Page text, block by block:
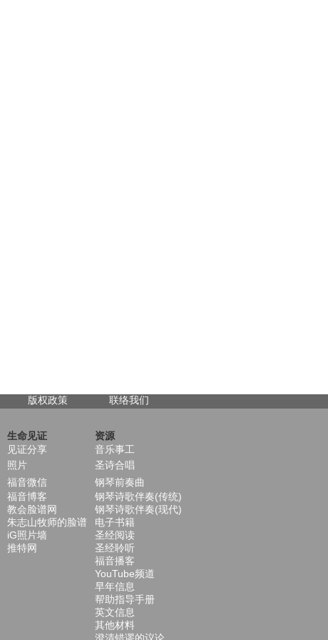
版权政策 联络我们
生命见证
资源
见证分享
音乐事工
照片
圣诗合唱
福音微信
钢琴前奏曲
福音博客
钢琴诗歌伴奏(传统)
教会脸谱网
钢琴诗歌伴奏(现代)
朱志山牧师的脸谱
电子书籍
iG照片墙
圣经阅读
推特网
圣经聆听
福音播客
YouTube频道
早年信息
帮助指导手册
英文信息
其他材料